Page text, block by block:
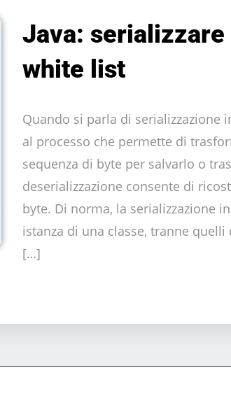
Java:
white list
Quando si parla di serializzazione
al processo che permette di
sequenza di byte per salvarlo o
deserializzazione consente di
byte. Di norma, la serializzazione
istanza di una classe, tranne
[…]